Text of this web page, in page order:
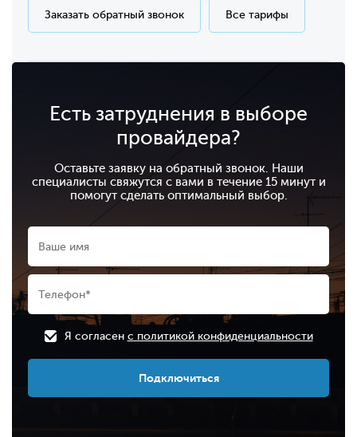
Заказать обратный звонок Все тарифы
Есть затруднения в выборе
провайдера?
Оставьте заявку на обратный звонок. Наши
специалисты свяжутся с вами в течение 15 минут и
помогут сделать оптимальный выбор.
Я согласен с политикой конфиденциальности
Подключиться